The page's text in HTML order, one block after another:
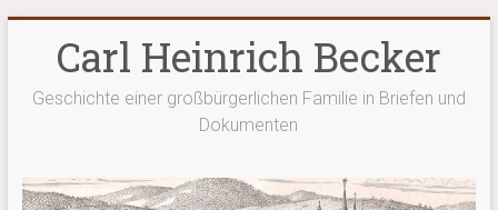
springenCarl Heinrich Becker
Geschichte einer großbürgerlichen Familie in Briefen und
Dokumenten